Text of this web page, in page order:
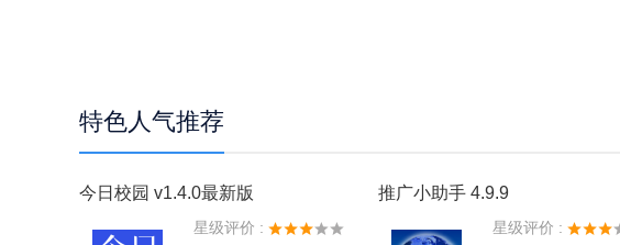
特色人气推荐
今日校园 v1.4.0最新版
星级评价 :
推广小助手 4.9.9
星级评价 :